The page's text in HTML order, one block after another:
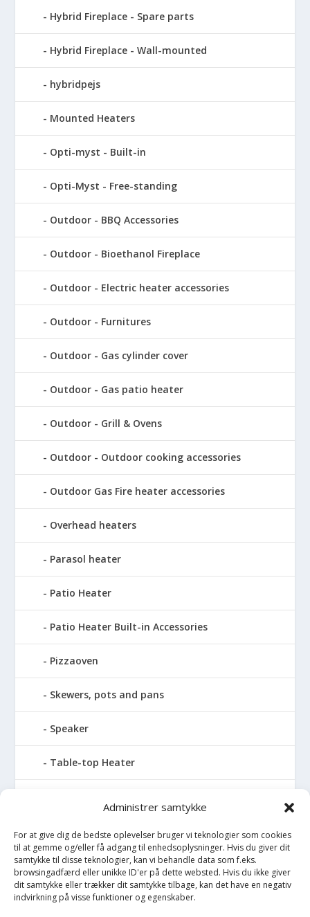
Administrer samtykke
For at give dig de bedste oplevelser bruger vi teknologier som cookies
til at gemme og/eller få adgang til enhedsoplysninger. Hvis du giver dit
samtykke til disse teknologier, kan vi behandle data som f.eks.
browsingadfærd eller unikke ID'er på dette websted. Hvis du ikke giver
dit samtykke eller trækker dit samtykke tilbage, kan det have en negativ
indvirkning på visse funktioner og egenskaber.
Hybrid Fireplace - Spare parts
Hybrid Fireplace - Wall-mounted
hybridpejs
Mounted Heaters
Opti-myst - Built-in
Opti-Myst - Free-standing
Outdoor - BBQ Accessories
Outdoor - Bioethanol Fireplace
Outdoor - Electric heater accessories
Outdoor - Furnitures
Outdoor - Gas cylinder cover
Outdoor - Gas patio heater
Outdoor - Grill & Ovens
Outdoor - Outdoor cooking accessories
Outdoor Gas Fire heater accessories
Overhead heaters
Parasol heater
Patio Heater
Patio Heater Built-in Accessories
Pizzaoven
Skewers, pots and pans
Speaker
Table-top Heater
Tabletop Fires
Vinkælder
Vinreol